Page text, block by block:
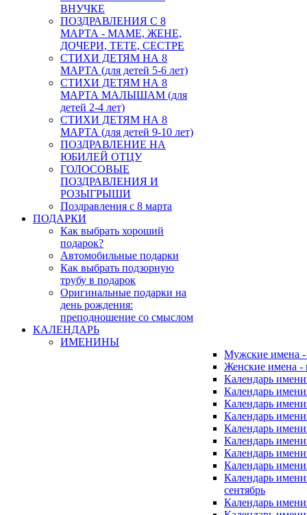
ВНУЧКЕ
ПОЗДРАВЛЕНИЯ С 8
МАРТА - МАМЕ, ЖЕНЕ,
ДОЧЕРИ, ТЕТЕ, СЕСТРЕ
СТИХИ ДЕТЯМ НА 8
МАРТА (для детей 5-6 лет)
СТИХИ ДЕТЯМ НА 8
МАРТА МАЛЫШАМ (для
детей 2-4 лет)
СТИХИ ДЕТЯМ НА 8
МАРТА (для детей 9-10 лет)
ПОЗДРАВЛЕНИЕ НА
ЮБИЛЕЙ ОТЦУ
ГОЛОСОВЫЕ
ПОЗДРАВЛЕНИЯ И
РОЗЫГРЫШИ
Поздравления с 8 марта
ПОДАРКИ
Как выбрать хороший
подарок?
Автомобильные подарки
Как выбрать подзорную
трубу в подарок
Оригинальные подарки на
день рождения:
преподношение со смыслом
КАЛЕНДАРЬ
ИМЕНИНЫ
Мужские имена
Женские имена
Календарь
Календарь
Календарь
Календарь
Календарь
Календарь
Календарь
Календарь
Календарь
сентябрь
Календарь